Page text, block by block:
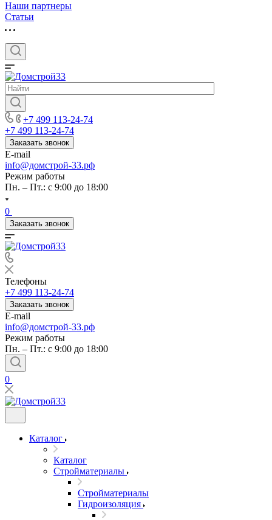
Наши партнеры
Статьи
+7 499 113-24-74
+7 499 113-24-74
Заказать звонок
E-mail
info@домстрой-33.рф
Режим работы
Пн. – Пт.: с 9:00 до 18:00
0
Заказать звонок
Телефоны
+7 499 113-24-74
Заказать звонок
E-mail
info@домстрой-33.рф
Режим работы
Пн. – Пт.: с 9:00 до 18:00
0
Каталог
Каталог
Стройматериалы
Стройматериалы
Гидроизоляция